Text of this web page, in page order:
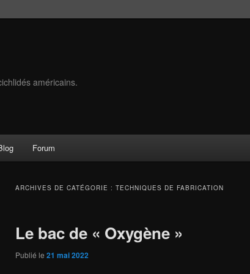
américains.
Forum
ARCHIVES DE CATÉGORIE : TECHNIQUES DE FABRICATION
Le bac de « Oxygène »
Publié le 21 mai 2022